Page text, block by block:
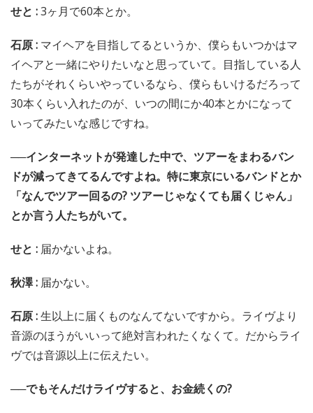
せと :3ヶ月で60本とか。
石原 : マイヘアを目指してるというか、僕らもいつかはマ
イヘアと一緒にやりたいなと思っていて。目指している人
たちがそれくらいやっているなら、僕らもいけるだろって
30本くらい入れたのが、いつの間にか40本とかになって
いってみたいな感じですね。
──インターネットが発達した中で、ツアーをまわるバン
ドが減ってきてるんですよね。特に東京にいるバンドとか
「なんでツアー回るの? ツアーじゃなくても届くじゃん」
とか言う人たちがいて。
せと : 届かないよね。
秋澤 : 届かない。
石原 :生以上に届くものなんてないですから。ライヴより
音源のほうがいいって絶対言われたくなくて。だからライ
ヴでは音源以上に伝えたい。
──でもそんだけライヴすると、お金続くの?